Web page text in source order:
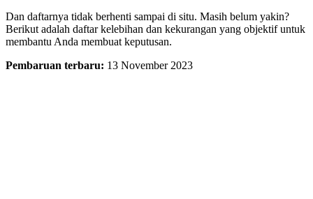
Dan daftarnya tidak berhenti sampai di situ. Masih belum yakin?
Berikut adalah daftar kelebihan dan kekurangan yang objektif untuk
membantu Anda membuat keputusan.
Pembaruan terbaru: 13 November 2023